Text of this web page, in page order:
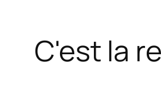
C'est la